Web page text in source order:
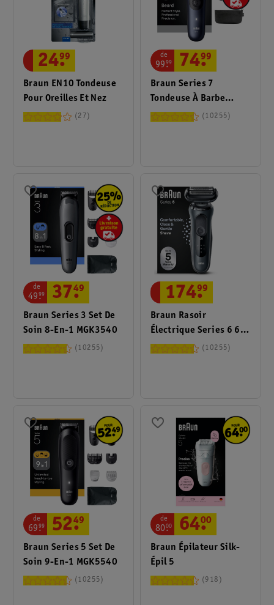
Braun EN10 Tondeuse
Pour Oreilles Et Nez
24.
99
27
Braun Series 7
Tondeuse À Barbe
BT7520
de
99.
99 74.
99
10255
Braun Series 3 Set De
Soin 8-En-1 MGK3540
de
49.
99 37.
49
10255
Braun Rasoir
Électrique Series 6 61-
N1000S
174.
99
10255
Braun Series 5 Set De
Soin 9-En-1 MGK5540
de
69.
99 52.
49
10255
Braun Épilateur Silk-
Épil 5
de
80.
00 64.
00
918